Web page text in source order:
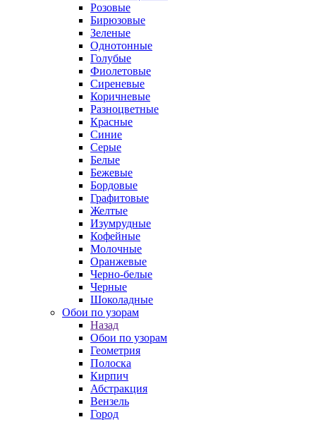
Розовые
Бирюзовые
Зеленые
Однотонные
Голубые
Фиолетовые
Сиреневые
Коричневые
Разноцветные
Красные
Синие
Серые
Белые
Бежевые
Бордовые
Графитовые
Желтые
Изумрудные
Кофейные
Молочные
Оранжевые
Черно-белые
Черные
Шоколадные
Обои по узорам
Назад
Обои по узорам
Геометрия
Полоска
Кирпич
Абстракция
Вензель
Город